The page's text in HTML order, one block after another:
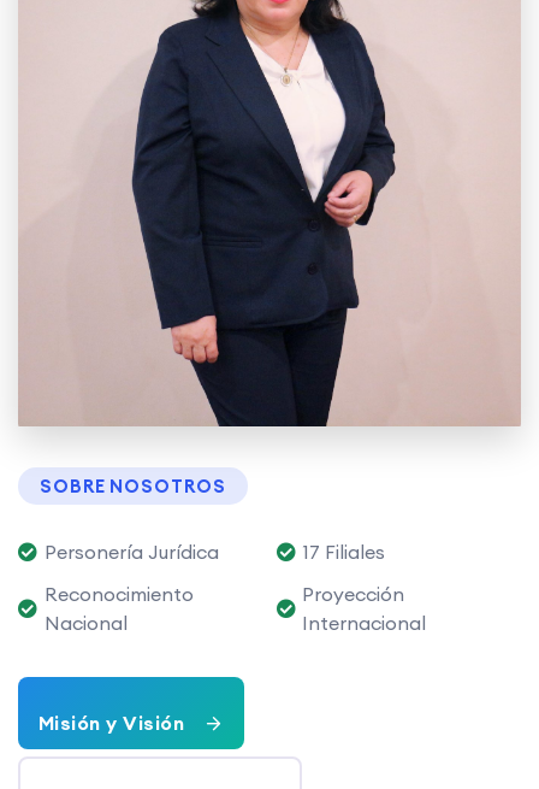
SOBRE NOSOTROS
Personería Jurídica
17 Filiales
Reconocimiento
Nacional
Proyección
Internacional
Misión y Visión